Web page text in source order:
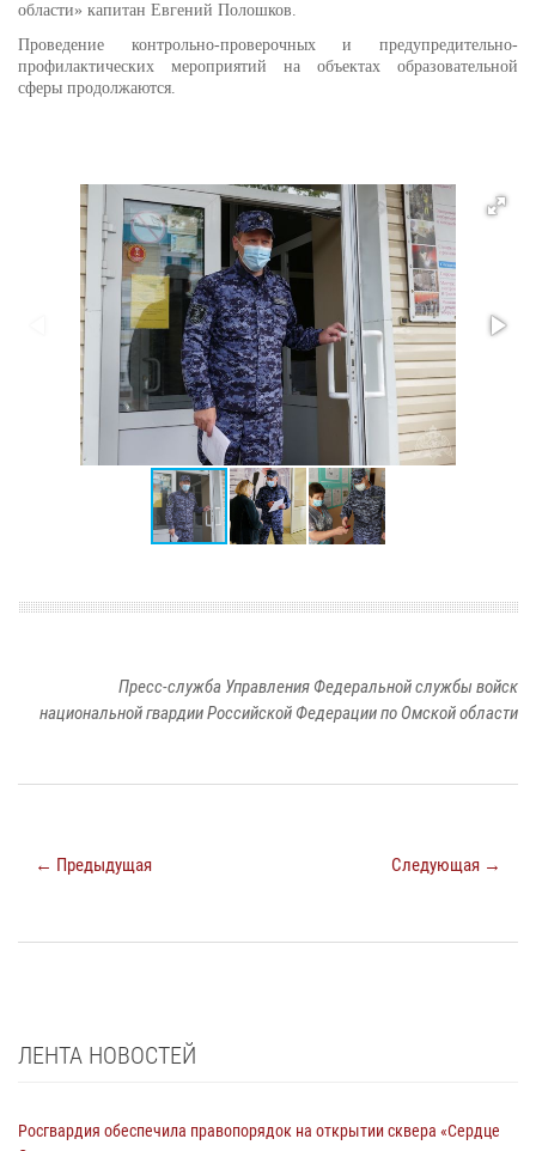
области» капитан Евгений Полошков.
Проведение контрольно-проверочных и предупредительно-
профилактических мероприятий на объектах образовательной
сферы продолжаются.
Пресс-служба Управления Федеральной службы войск
национальной гвардии Российской Федерации по Омской области
← Предыдущая Следующая →
ЛЕНТА НОВОСТЕЙ
Росгвардия обеспечила правопорядок на открытии сквера «Сердце